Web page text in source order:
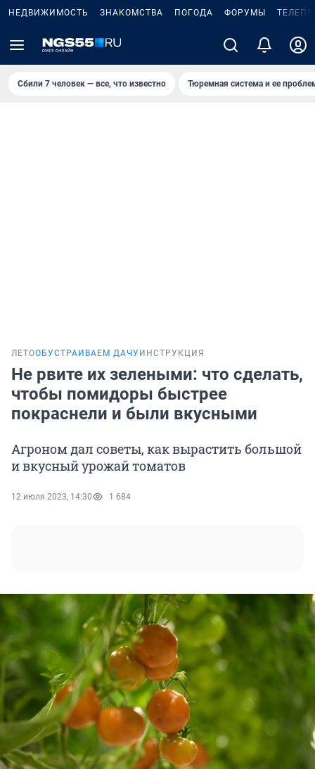
НЕДВИЖИМОСТЬ ЗНАКОМСТВА ПОГОДА ФОРУМЫ
Сбили 7 человек — все, что известно Тюремная система и ее
ЛЕТООБУСТРАИВАЕМ ДАЧУ ИНСТРУКЦИЯ
Не рвите их зелеными: что сделать,
чтобы помидоры быстрее
покраснели и были вкусными
Агроном дал советы, как вырастить большой
и вкусный урожай томатов
12 июля 2023, 14:30 1 684